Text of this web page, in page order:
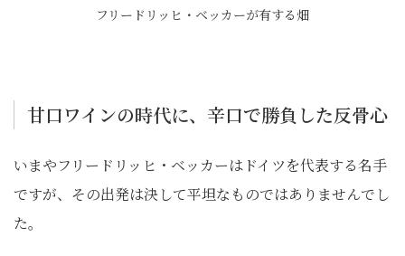
フリードリッヒ・ベッカーが有する畑
甘口ワインの時代に、辛口で勝負した反骨心
いまやフリードリッヒ・ベッカーはドイツを代表する名手
ですが、その出発は決して平坦なものではありませんでし
た。